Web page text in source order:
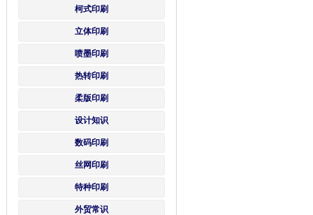
柯式印刷
立体印刷
喷墨印刷
热转印刷
柔版印刷
设计知识
数码印刷
丝网印刷
特种印刷
外贸常识